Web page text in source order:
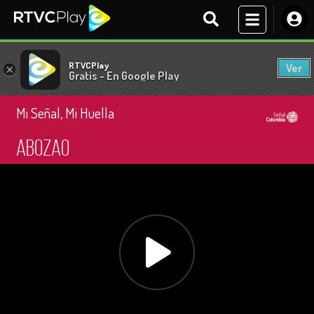
× RTVCPlay
Gratis - En Google Play
Ver
Mi Señal, Mi Huella
Abozao